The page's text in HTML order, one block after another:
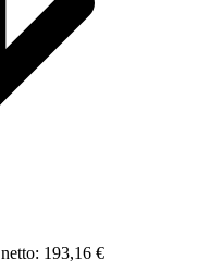
netto: 193,16 €